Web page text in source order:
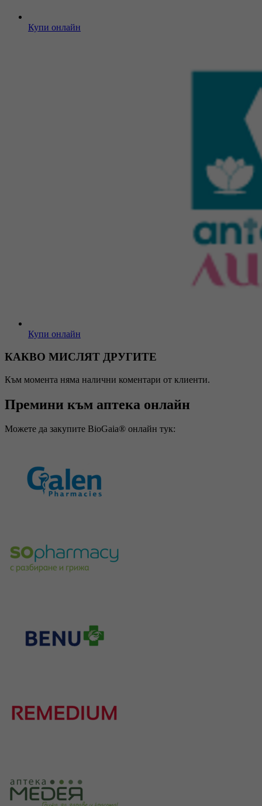
Купи онлайн
Купи онлайн
КАКВО МИСЛЯТ ДРУГИТЕ
Към момента няма налични коментари от клиенти.
Премини към аптека онлайн
Можете да закупите BioGaia® онлайн тук: